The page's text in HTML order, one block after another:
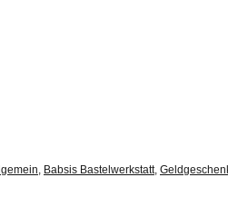
, Babsis Bastelwerkstatt,